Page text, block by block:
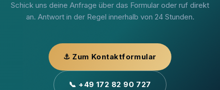
Schick uns deine Anfrage über das Formular oder ruf direkt
an. Antwort in der Regel innerhalb von 24 Stunden.
⚓ Zum Kontaktformular
📞 +49 172 82 90 727